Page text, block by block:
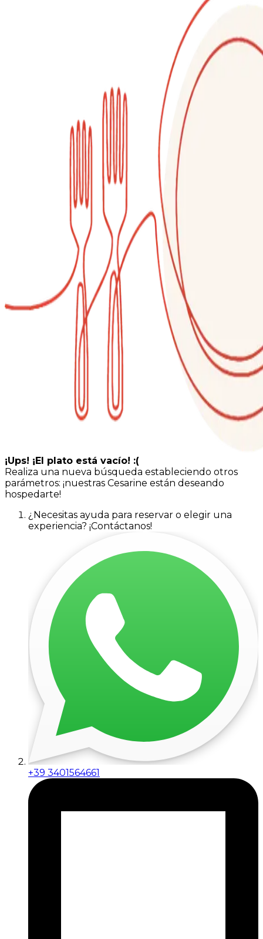
¡Ups! ¡El plato está vacío! :(
Realiza una nueva búsqueda estableciendo otros
parámetros: ¡nuestras Cesarine están deseando
hospedarte!
¿Necesitas ayuda para reservar o elegir una
experiencia? ¡Contáctanos!
+39 3401564661